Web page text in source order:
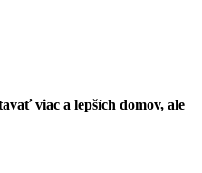
viac a lepších domov, ale